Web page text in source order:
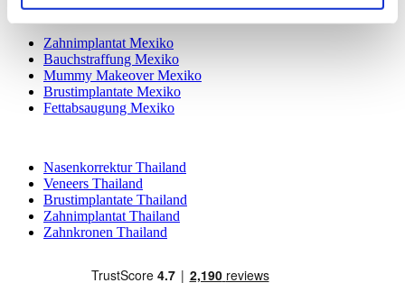
Beliebte Behandlungen in Mexiko
Zahnimplantat Mexiko
Bauchstraffung Mexiko
Mummy Makeover Mexiko
Brustimplantate Mexiko
Fettabsaugung Mexiko
Nasenkorrektur Thailand
Veneers Thailand
Brustimplantate Thailand
Zahnimplantat Thailand
Zahnkronen Thailand